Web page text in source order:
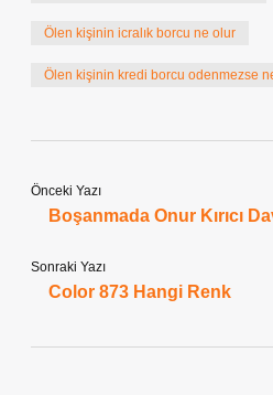
Ölen kişinin icralık borcu ne olur
Ölen kişinin kredi borcu odenmezse
Önceki Yazı
Boşanmada Onur Kırıcı
Sonraki Yazı
Color 873 Hangi Renk